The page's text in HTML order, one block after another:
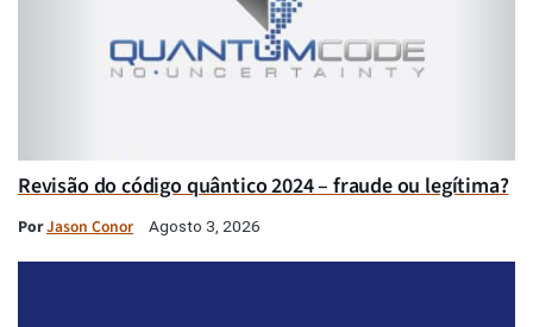
Revisão do código quântico 2024 – fraude ou legítima?
PorJason Conor Agosto 3, 2026